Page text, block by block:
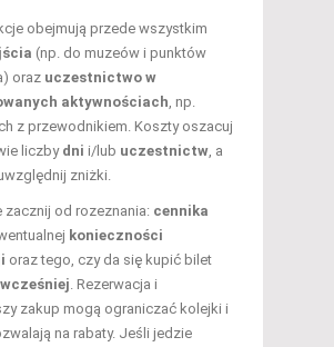
obejmują przede wszystkim
(np. do muzeów i punktów
oraz uczestnictwo w
aktywnościach , np.
z przewodnikiem. Koszty oszacuj
liczby dni i/lub uczestnictw , a
zniżki.
zacznij od rozeznania: cennika
konieczności
oraz tego, czy da się kupić bilet
wcześniej . Rezerwacja i
zakup mogą ograniczać kolejki i
na rabaty. Jeśli jedzie